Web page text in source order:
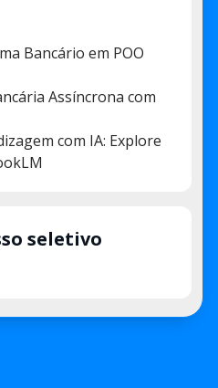
Bancário em POO
Assíncrona com
com IA: Explore
seletivo